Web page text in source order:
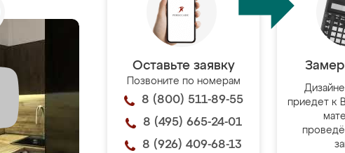
Оставьте заявку
Позвоните по номерам
8 (800) 511-89-55
8 (495) 665-24-01
8 (926) 409-68-13
приедет к